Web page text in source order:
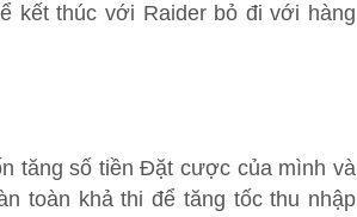
kết thúc với Raider bỏ đi với hàng
tăng số tiền Đặt cược của mình và
toàn khả thi để tăng tốc thu nhập